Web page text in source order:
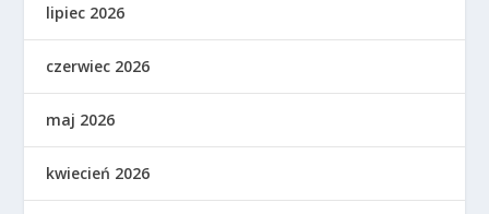
lipiec 2026
czerwiec 2026
maj 2026
kwiecień 2026